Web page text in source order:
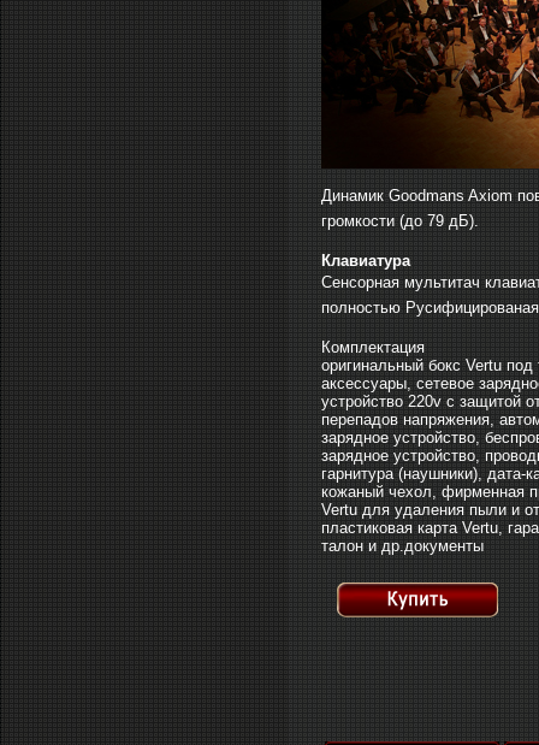
Динамик Goodmans Axiom
громкости (до 79 дБ).
Клавиатура
Сенсорная мультитач
полностью Русифицированая
Комплектация
оригинальный бокс Vertu
аксессуары, сетевое
устройство 220v c защитой
перепадов напряжения,
зарядное устройство,
зарядное устройство,
гарнитура (наушники), дата-
кожаный чехол, фирменная
Vertu для удаления пыли и
пластиковая карта Vertu,
талон и др.документы